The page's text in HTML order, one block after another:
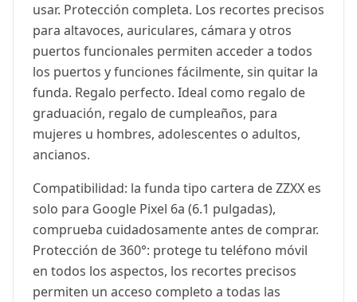
usar. Protección completa. Los recortes precisos
para altavoces, auriculares, cámara y otros
puertos funcionales permiten acceder a todos
los puertos y funciones fácilmente, sin quitar la
funda. Regalo perfecto. Ideal como regalo de
graduación, regalo de cumpleaños, para
mujeres u hombres, adolescentes o adultos,
ancianos.
Compatibilidad: la funda tipo cartera de ZZXX es
solo para Google Pixel 6a (6.1 pulgadas),
comprueba cuidadosamente antes de comprar.
Protección de 360°: protege tu teléfono móvil
en todos los aspectos, los recortes precisos
permiten un acceso completo a todas las